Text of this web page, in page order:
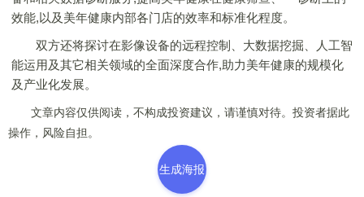
效能,以及美年健康内部各门店的效率和标准化程度。
双方还将探讨在影像设备的远程控制、大数据挖掘、人工智
能运用及其它相关领域的全面深度合作,助力美年健康的规模化
及产业化发展。
文章内容仅供阅读，不构成投资建议，请谨慎对待。投资者据此
操作，风险自担。
生成海报